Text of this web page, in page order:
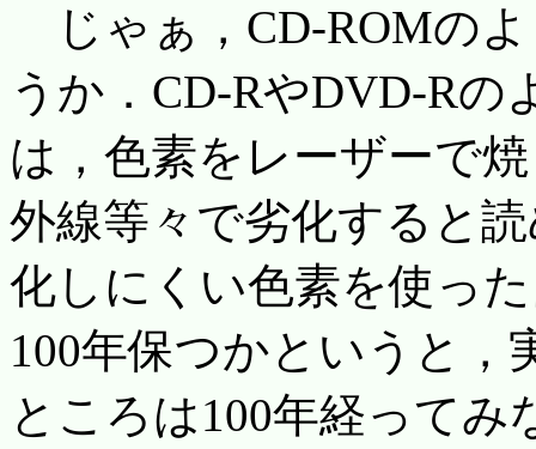
じゃぁ，CD-ROMの
うか．CD-RやDVD-Rの
は，色素をレーザーで
外線等々で劣化すると
化しにくい色素を使っ
100年保つかというと，
ところは100年経って